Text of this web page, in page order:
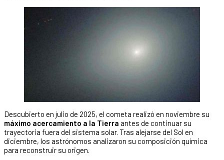
Descubierto en julio de 2025, el cometa realizó en noviembre su
máximo acercamiento a la Tierra antes de continuar su
trayectoria fuera del sistema solar. Tras alejarse del Sol en
diciembre, los astrónomos analizaron su composición química
para reconstruir su origen.